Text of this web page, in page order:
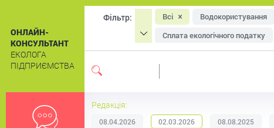
ОНЛАЙН-
КОНСУЛЬТАНТ
ЕКОЛОГА
ПІДПРИЄМСТВА
Фільтр: Всі Водокористування
Сплата екологічного податку
Охорона атмосферного повітря
Редакція:
08.04.2026 02.03.2026 08.08.2025